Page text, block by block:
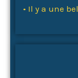
• Il y a une